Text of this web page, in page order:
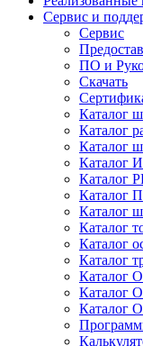
Сервис и
Сервис
ПО и
Скачать
Каталог
Каталог
Каталог
Каталог
Каталог
Каталог
Каталог
Каталог
Каталог
Каталог
Каталог
Каталог
Каталог